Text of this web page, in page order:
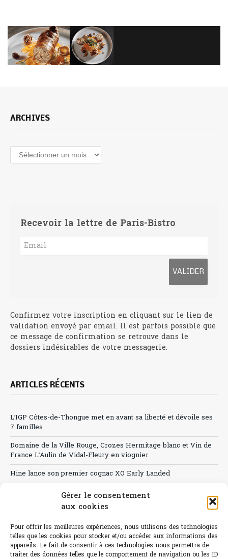
Gérer le consentement
aux cookies
Pour offrir les meilleures expériences, nous utilisons des technologies
telles que les cookies pour stocker et/ou accéder aux informations des
appareils. Le fait de consentir à ces technologies nous permettra de
traiter des données telles que le comportement de navigation ou les ID
ARCHIVES
Archives
Recevoir la lettre de Paris-Bistro
Confirmez votre inscription en cliquant sur le lien de
validation envoyé par email. Il est parfois possible que
ce message de confirmation se retrouve dans le
dossiers indésirables de votre messagerie.
ARTICLES RÉCENTS
L’IGP Côtes-de-Thongue met en avant sa liberté et dévoile ses
7 familles
Domaine de la Ville Rouge, Crozes Hermitage blanc et Vin de
France L’Aulin de Vidal-Fleury en viognier
Hine lance son premier cognac XO Early Landed
Canicule : A quand le CHR à « l’heure espagnole » ?
Sélection de rosés 2026